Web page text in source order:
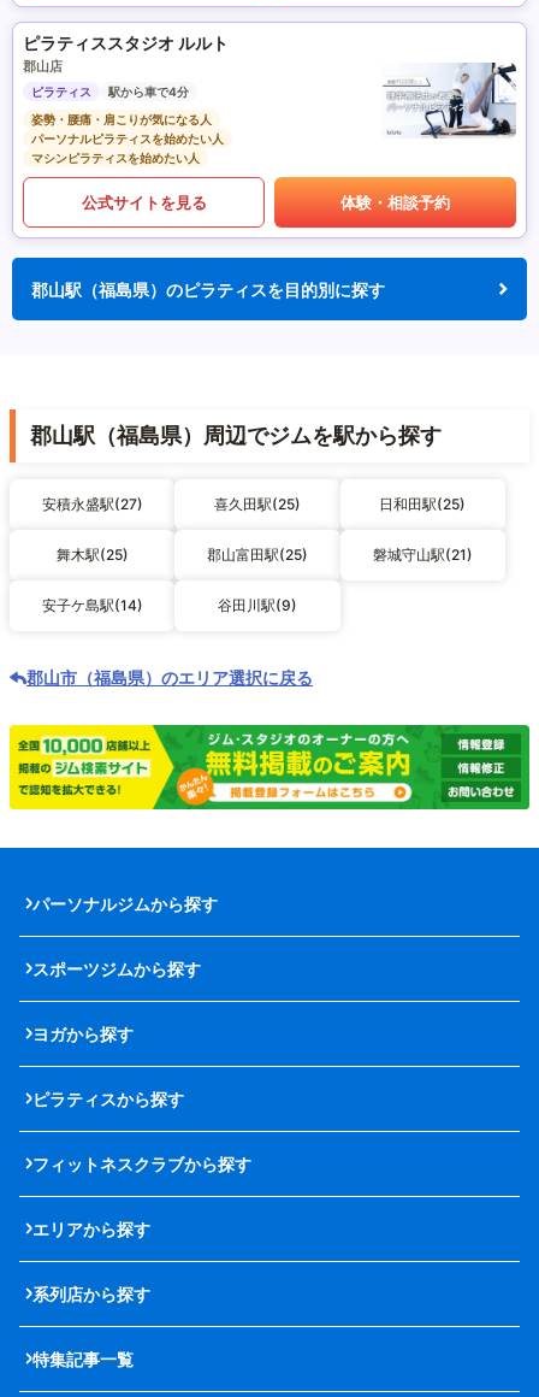
ピラティススタジオ ルルト
郡山店
ピラティス
駅から車で4分
姿勢・腰痛・肩こりが気になる人
パーソナルピラティスを始めたい人
マシンピラティスを始めたい人
公式サイトを見る 体験・相談予約
郡山駅（福島県）のピラティスを目的別に探す
郡山駅（福島県）周辺でジムを駅から探す
安積永盛駅(27) 喜久田駅(25) 日和田駅(25)
舞木駅(25) 郡山富田駅(25) 磐城守山駅(21)
安子ケ島駅(14) 谷田川駅(9)
郡山市（福島県）のエリア選択に戻る
パーソナルジムから探す
スポーツジムから探す
ヨガから探す
ピラティスから探す
フィットネスクラブから探す
エリアから探す
系列店から探す
特集記事一覧